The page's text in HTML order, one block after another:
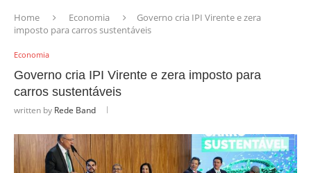
Home Economia
Governo cria IPI Virente e zera
imposto para carros sustentáveis
Economia
Governo cria IPI Virente e zera imposto para
carros sustentáveis
written by Rede Band